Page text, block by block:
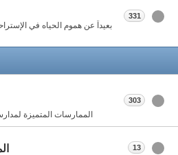
بعيداً عن هموم الحياه في
331
الممارسات المتميزة
303
13